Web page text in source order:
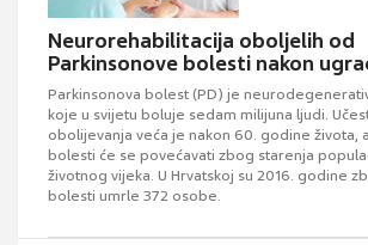
Neurorehabilitacija oboljelih od
Parkinsonove bolesti nakon
Parkinsonova bolest (PD) je
koje u svijetu boluje sedam milijuna ljudi.
obolijevanja veća je nakon 60. godine života,
bolesti će se povećavati zbog starenja
životnog vijeka. U Hrvatskoj su 2016. godine
bolesti umrle 372 osobe.